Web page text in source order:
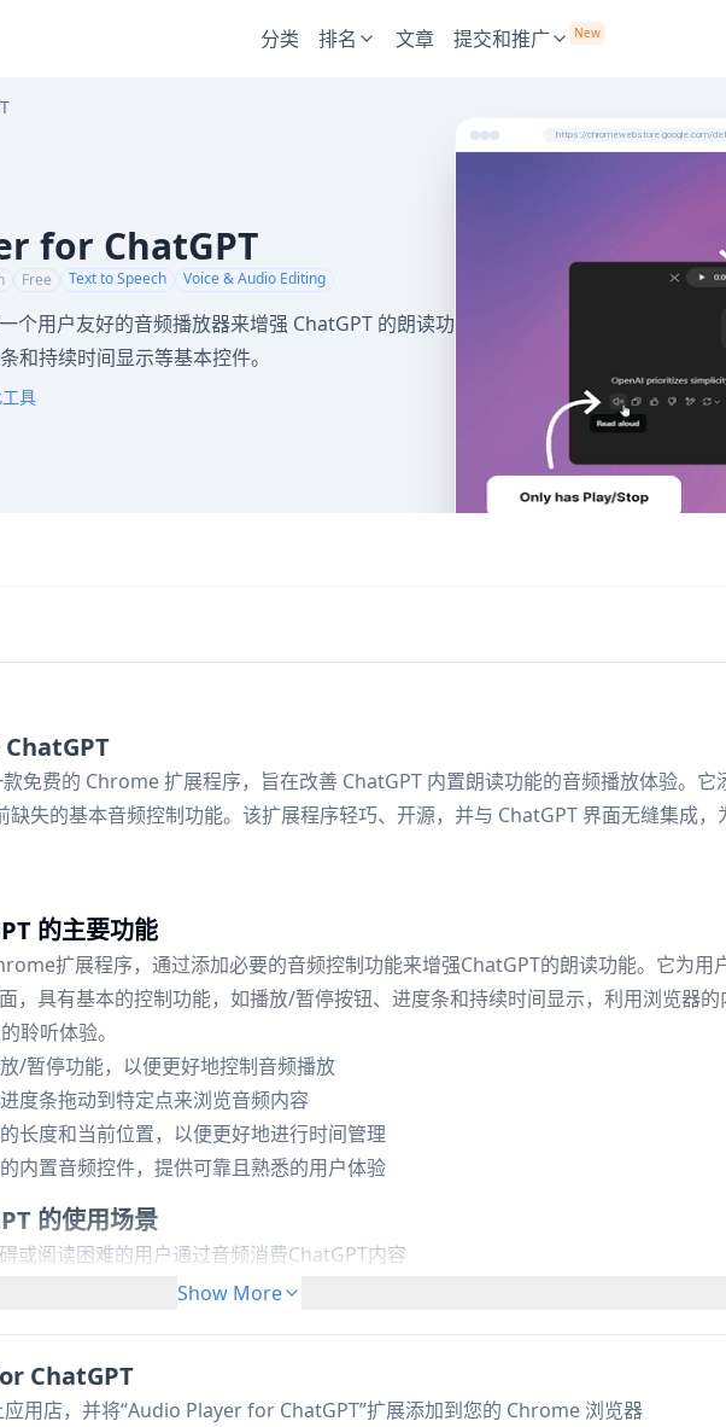
分类 排名 文章 提交和推广 New
for ChatGPT
Free Text to Speech Voice & Audio Editing
个用户友好的音频播放器来增强 ChatGPT 的朗读功
和持续时间显示等基本控件。
具
https://chromewebstore.google.com/
免费的 Chrome 扩展程序，旨在改善 ChatGPT 内置朗读功能的音频播放体验。它
缺失的基本音频控制功能。该扩展程序轻巧、开源，并与 ChatGPT 界面无缝集成，
的主要功能
扩展程序，通过添加必要的音频控制功能来增强ChatGPT的朗读功能。它为用
，具有基本的控制功能，如播放/暂停按钮、进度条和持续时间显示，利用浏览器的
聆听体验。
/暂停功能，以便更好地控制音频播放
度条拖动到特定点来浏览音频内容
长度和当前位置，以便更好地进行时间管理
内置音频控件，提供可靠且熟悉的用户体验
的使用场景
或阅读困难的用户通过音频消费ChatGPT内容
执行其他任务时收听ChatGPT的回复
Show More
ChatGPT
用店，并将“Audio Player for ChatGPT”扩展添加到您的 Chrome 浏览器